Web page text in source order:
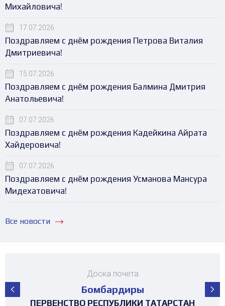
Михайловича!
17.07.2026
Поздравляем с днём рождения Петрова Виталия
Дмитриевича!
15.07.2026
Поздравляем с днём рождения Балмина Дмитрия
Анатольевича!
07.07.2026
Поздравляем с днём рождения Кадейкина Айрата
Хайдеровича!
07.07.2026
Поздравляем с днём рождения Усманова Мансура
Мидехатовича!
Все новости
Доска почета
Бомбардиры
ПЕРВЕНСТВО РЕСПУБЛИКИ ТАТАРСТАН
ТУРНИР НА ПРИЗЫ ФЕДЕРАЦИИ
ТУРНИР НА ПРИЗЫ ФЕДЕРАЦИИ
ПЕРВЕНСТВО РЕСПУБЛИКИ ТАТАРСТАН
ТУРНИР 4х4 ПОСВЯЩЕННЫЙ "ДНЮ
ПЕРВЕНСТВО РЕСПУБЛИКИ ТАТАРСТАН
МАТЧ ЗВЁЗД ПЕРВЕНСТВА РТ среди
ТУРНИР НА ПРИЗЫ ФЕДЕРАЦИИ
ПЕРВЕНСТВО РЕСПУБЛИКИ ТАТАРСТАН
ТУРНИР НА ПРИЗЫ ФЕДЕРАЦИИ
ПЕРВЕНСТВО РЕСПУБЛИКИ ТАТАРСТАН
ТУРНИР НА ПРИЗЫ ФЕДЕРАЦИИ